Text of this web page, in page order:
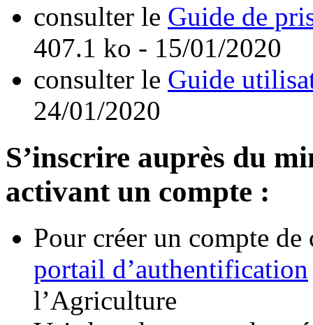
consulter le Guide de
407.1 ko - 15/01/2020
consulter le Guide
24/01/2020
S’inscrire auprès du
activant un compte :
Pour créer un compte
portail d’authentification
l’Agriculture